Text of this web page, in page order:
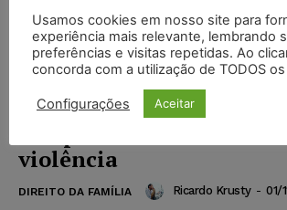
Nova lei sancionada pelo
presidente Lula impede
violência
DIREITO DA FAMÍLIA Ricardo Krusty - 01/
Usamos cookies em nosso site para
experiência mais relevante, lembrando
preferências e visitas repetidas. Ao
concorda com a utilização de TODOS
Configurações Aceitar